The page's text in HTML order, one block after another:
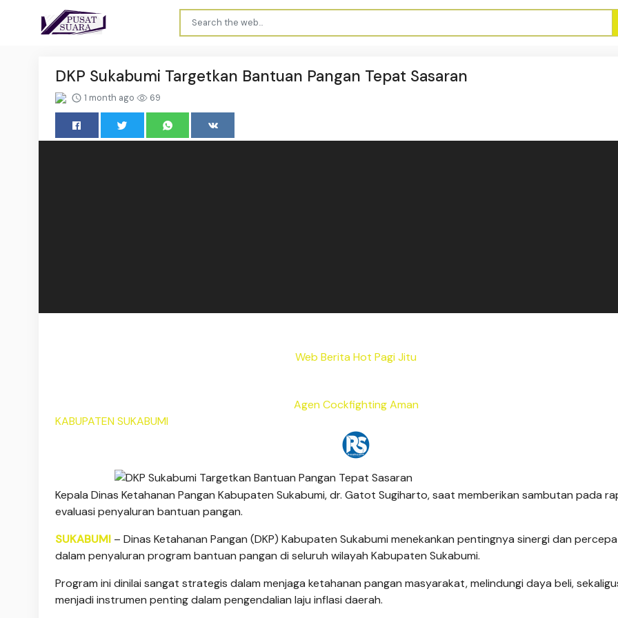
DKP Sukabumi Targetkan Bantuan Pangan Tepat Sasaran
1 month ago 69
Web Berita Hot Pagi Jitu
Agen Cockfighting Aman
KABUPATEN SUKABUMI
Kepala Dinas Ketahanan Pangan Kabupaten Sukabumi, dr. Gatot Sugiharto, saat memberikan sambutan pada
evaluasi penyaluran bantuan pangan.
SUKABUMI – Dinas Ketahanan Pangan (DKP) Kabupaten Sukabumi menekankan pentingnya sinergi dan
dalam penyaluran program bantuan pangan di seluruh wilayah Kabupaten Sukabumi.
Program ini dinilai sangat strategis dalam menjaga ketahanan pangan masyarakat, melindungi daya beli,
menjadi instrumen penting dalam pengendalian laju inflasi daerah.